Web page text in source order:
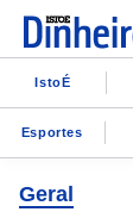
IstoÉ
Esportes
Geral